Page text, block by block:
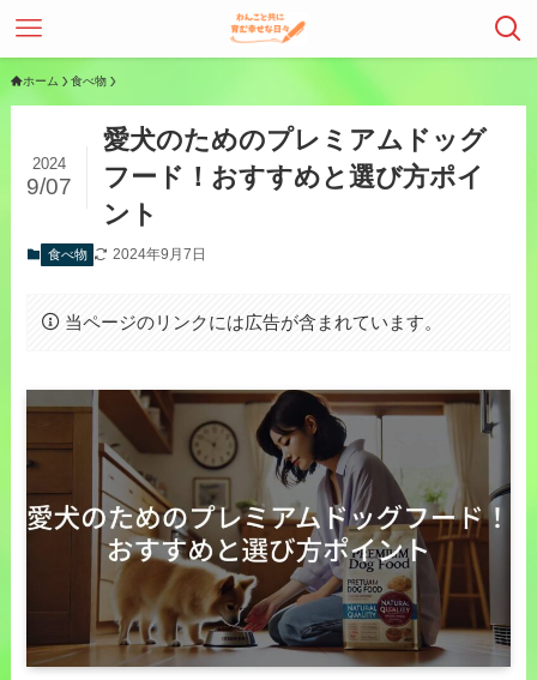
ホーム 食べ物
愛犬のためのプレミアムドッグ
フード！おすすめと選び方ポイ
ント
2024
9/07
食べ物 2024年9月7日
当ページのリンクには広告が含まれています。